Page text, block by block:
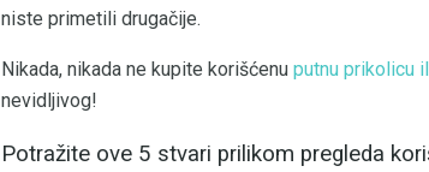
niste primetili drugačije.
Nikada, nikada ne kupite korišćenu putnu prikolicu
nevidljivog!
Potražite ove 5 stvari prilikom pregleda